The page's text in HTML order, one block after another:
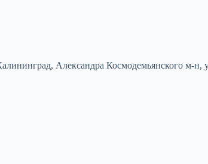
Александра Космодемьянского м-н,